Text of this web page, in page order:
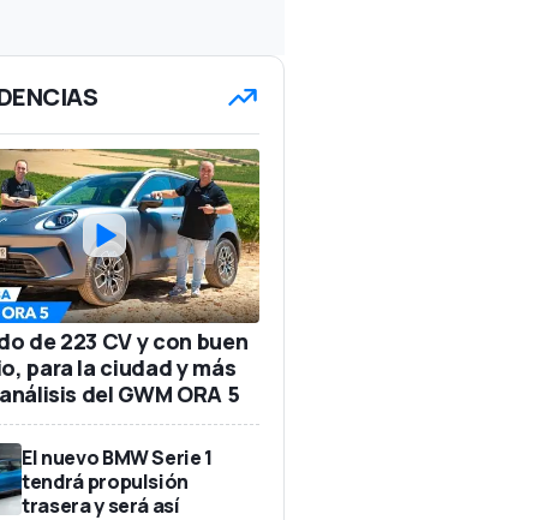
de 223 CV y con buen
para la ciudad y más
del GWM ORA 5
El nuevo BMW Serie 1
tendrá propulsión
trasera y será así